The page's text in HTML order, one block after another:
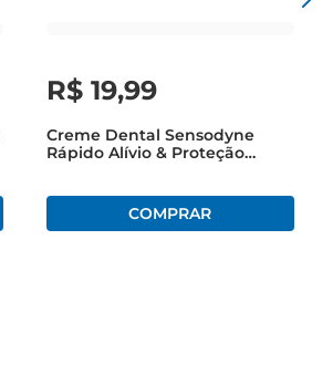
R$ 19,99
Creme Dental Sensodyne
Rápido Alívio & Proteção